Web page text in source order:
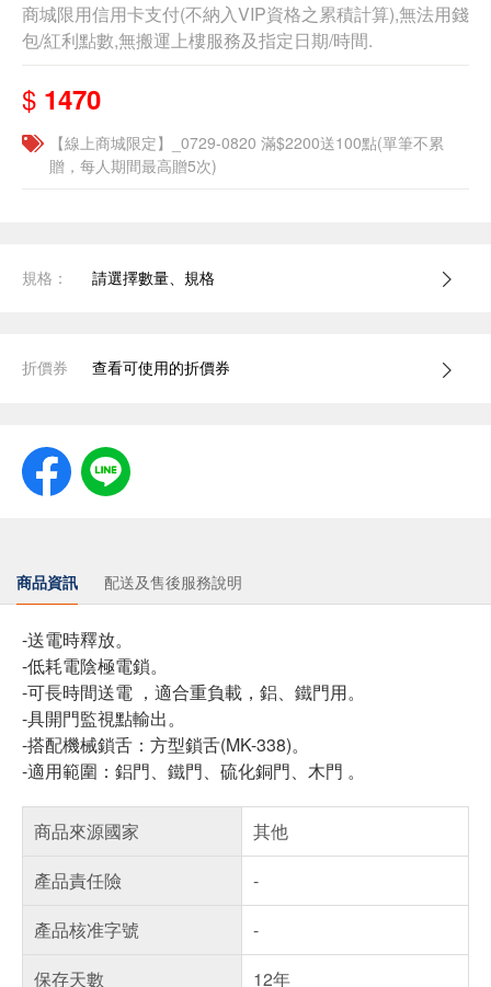
商城限用信用卡支付(不納入VIP資格之累積計算),無法用錢
包/紅利點數,無搬運上樓服務及指定日期/時間.
$ 1470
【線上商城限定】_0729-0820 滿$2200送100點(單筆不累
贈，每人期間最高贈5次)
規格： 請選擇數量、規格
折價券 查看可使用的折價券
商品資訊 配送及售後服務說明
-送電時釋放。
-低耗電陰極電鎖。
-可長時間送電 ，適合重負載，鋁、鐵門用。
-具開門監視點輸出。
-搭配機械鎖舌：方型鎖舌(MK-338)。
-適用範圍：鋁門、鐵門、硫化銅門、木門 。
商品來源國家
其他
產品責任險
-
產品核准字號
-
保存天數
12年